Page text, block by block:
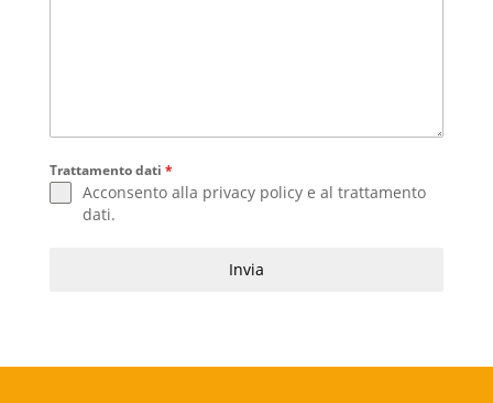
Trattamento dati *
Acconsento alla privacy policye al trattamento
dati.
Invia